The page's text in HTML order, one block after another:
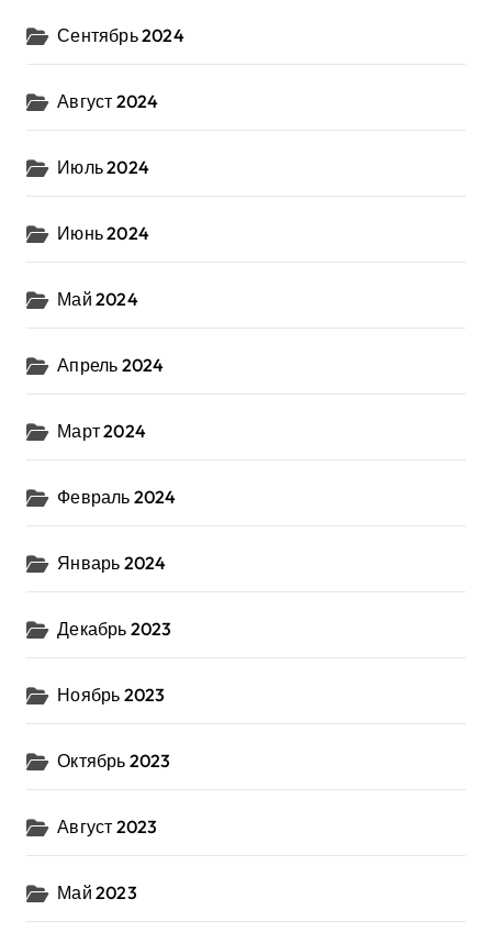
Сентябрь 2024
Август 2024
Июль 2024
Июнь 2024
Май 2024
Апрель 2024
Март 2024
Февраль 2024
Январь 2024
Декабрь 2023
Ноябрь 2023
Октябрь 2023
Август 2023
Май 2023